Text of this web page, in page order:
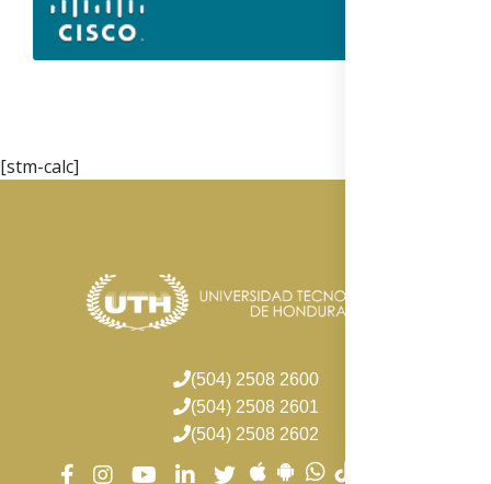
[stm-calc]
(504) 2508 2600
(504) 2508 2601
(504) 2508 2602